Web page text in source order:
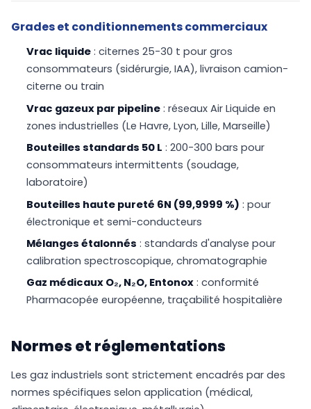
Grades et conditionnements commerciaux
Vrac liquide : citernes 25-30 t pour gros
consommateurs (sidérurgie, IAA), livraison camion-
citerne ou train
Vrac gazeux par pipeline : réseaux Air Liquide en
zones industrielles (Le Havre, Lyon, Lille, Marseille)
Bouteilles standards 50 L : 200-300 bars pour
consommateurs intermittents (soudage,
laboratoire)
Bouteilles haute pureté 6N (99,9999 %) : pour
électronique et semi-conducteurs
Mélanges étalonnés : standards d'analyse pour
calibration spectroscopique, chromatographie
Gaz médicaux O₂, N₂O, Entonox : conformité
Pharmacopée européenne, traçabilité hospitalière
Normes et réglementations
Les gaz industriels sont strictement encadrés par des
normes spécifiques selon application (médical,